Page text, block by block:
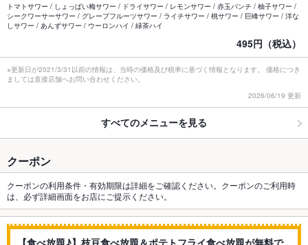
トマトサワー / しょっぱい梅サワー / ドライサワー / レモンサワー / 赤玉パンチ / 柚子サワー /
シークワーサーサワー / グレープフルーツサワー / ライチサワー / 桃サワー / 巨峰サワー / 洋な
しサワー / あんずサワー / ウーロンハイ / 緑茶ハイ
495円（税込）
※更新日が2021/3/31以前の情報は、当時の価格及び税率に基づく情報となります。 価格につき
ましては直接店舗へお問い合わせください。
2026/06/19 更新
すべてのメニューを見る
クーポン
クーポンの利用条件・有効期限は詳細をご確認ください。クーポンのご利用時
は、必ず詳細画面をお店にご提示ください。
【食べ放題♪】枝豆食べ放題＆ポテトフライ食べ放題が無料で